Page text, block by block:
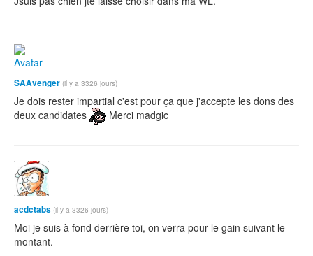
SAAvenger (il y a 3326 jours)
Je dois rester impartial c'est pour ça que j'accepte les dons des
deux candidates
Merci madgic
acdctabs (il y a 3326 jours)
Moi je suis à fond derrière toi, on verra pour le gain suivant le
montant.